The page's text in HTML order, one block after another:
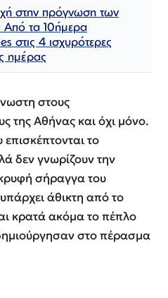
στην πρόγνωση των
τα 10ήμερα
στις 4 ισχυρότερες
ημέρας
στους
της Αθήνας και όχι μόνο.
επισκέπτονται το
δεν γνωρίζουν την
σήραγγα του
άθικτη από το
κρατά ακόμα το πέπλο
στο πέρασμα